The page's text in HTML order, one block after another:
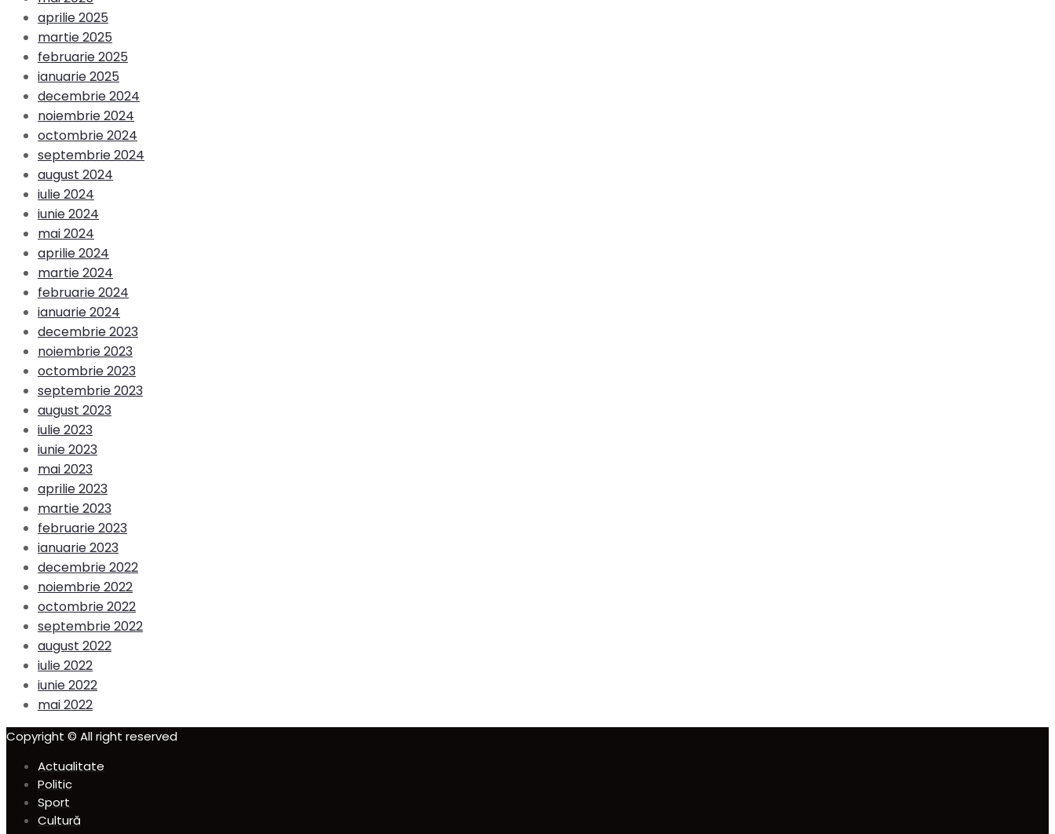
aprilie 2025
martie 2025
februarie 2025
ianuarie 2025
decembrie 2024
noiembrie 2024
octombrie 2024
septembrie 2024
august 2024
iulie 2024
iunie 2024
mai 2024
aprilie 2024
martie 2024
februarie 2024
ianuarie 2024
decembrie 2023
noiembrie 2023
octombrie 2023
septembrie 2023
august 2023
iulie 2023
iunie 2023
mai 2023
aprilie 2023
martie 2023
februarie 2023
ianuarie 2023
decembrie 2022
noiembrie 2022
octombrie 2022
septembrie 2022
august 2022
iulie 2022
iunie 2022
mai 2022
Copyright © All right reserved
Actualitate
Politic
Sport
Cultură